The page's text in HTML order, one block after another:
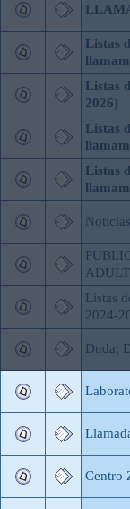
Listas
Listas
2026)
Listas
Listas
Listas
2024-
Duda;
Centro